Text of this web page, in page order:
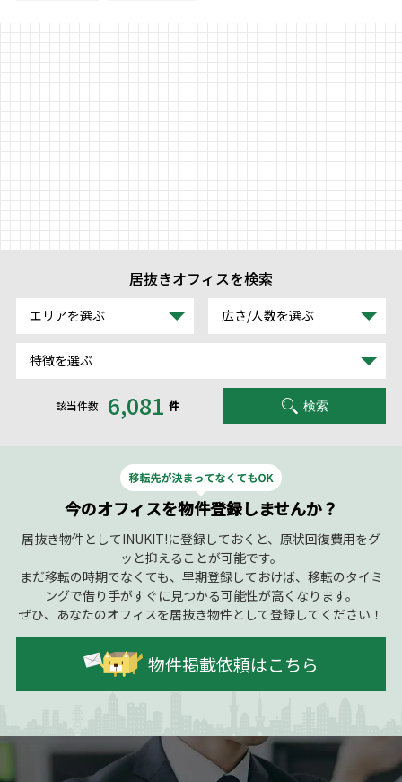
居抜きオフィスを検索
エリアを選ぶ 広さ/人数を選ぶ
特徴を選ぶ
該当件数 6,081 件 検索
今のオフィスを物件登録しませんか？
居抜き物件としてINUKIT!に登録しておくと、原状回復費用をグ
ッと抑えることが可能です。
まだ移転の時期でなくても、早期登録しておけば、移転のタイミ
ングで借り手がすぐに見つかる可能性が高くなります。
ぜひ、あなたのオフィスを居抜き物件として登録してください！
物件掲載依頼はこちら